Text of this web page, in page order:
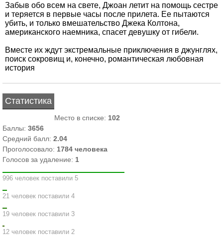
Забыв обо всем на свете, Джоан летит на помощь сестре
и теряется в первые часы после прилета. Ее пытаются
убить, и только вмешательство Джека Колтона,
американского наемника, спасет девушку от гибели.
Вместе их ждут экстремальные приключения в джунглях,
поиск сокровищ и, конечно, романтическая любовная
история
Статистика
Место в списке: 102
Баллы: 3656
Средний балл: 2.04
Проголосовало: 1784 человека
Голосов за удаление: 1
996 человек поставили 5
21 человек поставили 4
19 человек поставили 3
12 человек поставили 2